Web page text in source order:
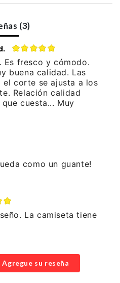
(3)
Es fresco y cómodo.
buena calidad. Las
el corte se ajusta a los
Relación calidad
cuesta... Muy
como un guante!
La camiseta tiene
Agregue su reseña